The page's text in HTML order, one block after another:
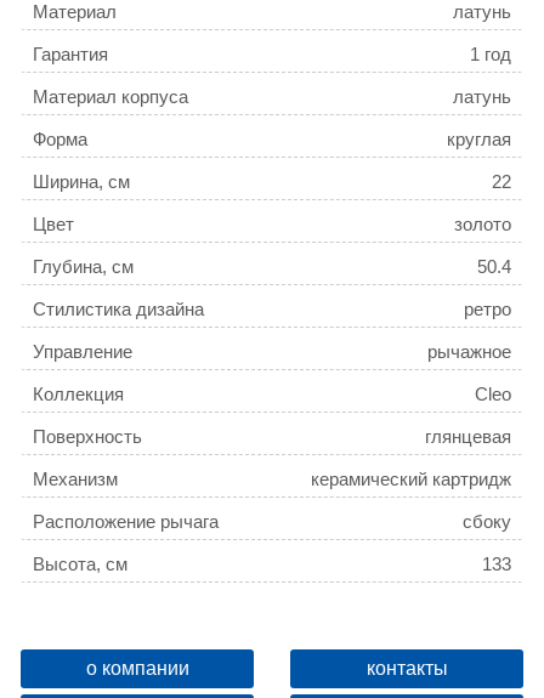
Материал латунь
Гарантия 1 год
Материал корпуса латунь
Форма круглая
Ширина, см 22
Цвет золото
Глубина, см 50.4
Стилистика дизайна ретро
Управление рычажное
Коллекция Cleo
Поверхность глянцевая
Механизм керамический картридж
Расположение рычага сбоку
Высота, см 133
Девиатор нет
Защита от обратного потока есть
о компании контакты